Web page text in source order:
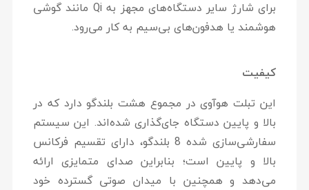
برای شارژ سایر دستگاه‌های مجهز به Qi مانند گوشی
هوشمند یا هدفون‌های بی‌سیم به کار می‌رود.
کیفیت
این تبلت هوآوی در مجموع هشت بلندگو دارد که در
بالا و پایین دستگاه جای‌گذاری شده‌اند. این سیستم
سفارشی‌سازی شده 8 بلندگو، دارای تقسیم فرکانس
بالا و پایین است؛ بنابراین صدای متمایزی ارائه
می‌دهد و همچنین با میدان صوتی گسترده خود